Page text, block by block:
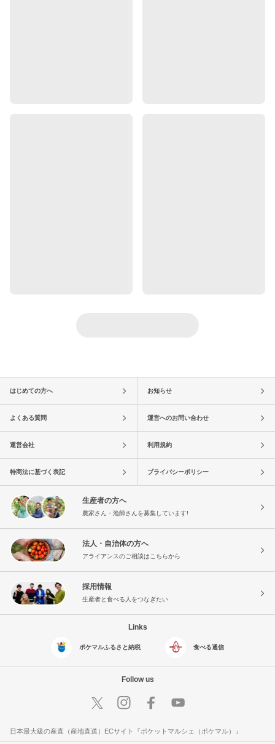
はじめての方へ お知らせ
よくある質問 運営へのお問い合わせ
運営会社 利用規約
特商法に基づく表記 プライバシーポリシー
生産者の方へ
農家さん・漁師さんを募集しています!
法人・自治体の方へ
アライアンスのご相談はこちらから
採用情報
生産者と食べる人をつなぎたい
Links
ポケマルふるさと納税 食べる通信
Follow us
日本最大級の産直（産地直送）ECサイト『ポケットマルシェ（ポケマル）』